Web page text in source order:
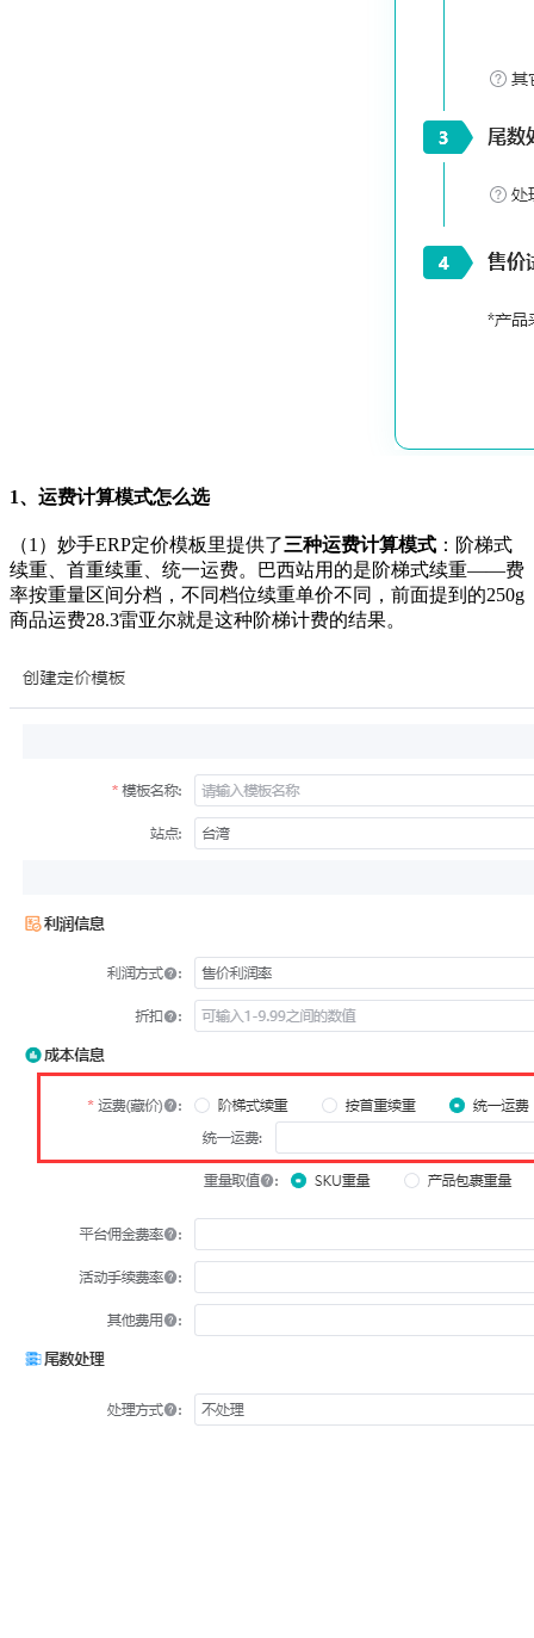
1、运费计算模式怎么选
（1）妙手ERP定价模板里提供了三种运费计算模式 ：阶梯式
续重、首重续重、统一运费。巴西站用的是阶梯式续重——费
率按重量区间分档，不同档位续重单价不同，前面提到的250g
商品运费28.3雷亚尔就是这种阶梯计费的结果。